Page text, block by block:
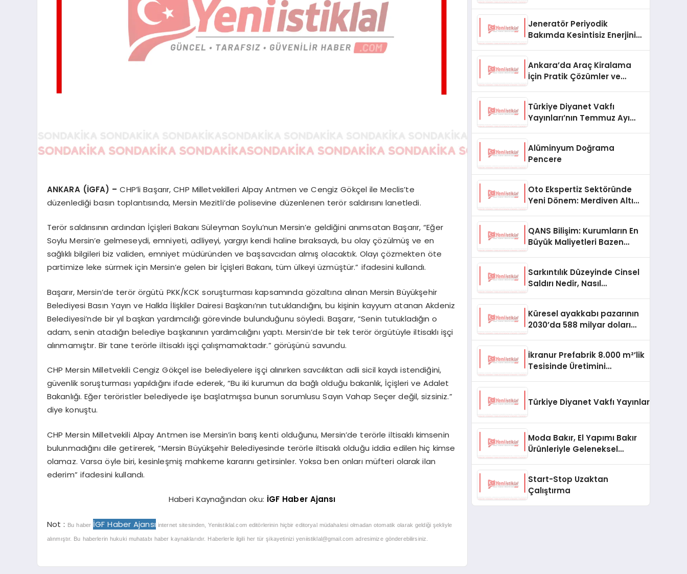
ANKARA (İGFA) –CHP’li Başarır, CHP Milletvekilleri Alpay Antmen ve Cengiz Gökçel ile Meclis’te
düzenlediği basın toplantısında, Mersin Mezitli’de polisevine düzenlenen terör saldırısını lanetledi.
Terör saldırısının ardından İçişleri Bakanı Süleyman Soylu’nun Mersin’e geldiğini anımsatan Başarır, “Eğer
Soylu Mersin’e gelmeseydi, emniyeti, adliyeyi, yargıyı kendi haline bıraksaydı, bu olay çözülmüş ve en
sağlıklı bilgileri biz validen, emniyet müdüründen ve başsavcıdan almış olacaktık. Olayı çözmekten öte
partimize leke sürmek için Mersin’e gelen bir İçişleri Bakanı, tüm ülkeyi üzmüştür.” ifadesini kullandı.
Başarır, Mersin’de terör örgütü PKK/KCK soruşturması kapsamında gözaltına alınan Mersin Büyükşehir
Belediyesi Basın Yayın ve Halkla İlişkiler Dairesi Başkanı’nın tutuklandığını, bu kişinin kayyum atanan Akdeniz
Belediyesi’nde bir yıl başkan yardımcılığı görevinde bulunduğunu söyledi. Başarır, “Senin tutukladığın o
adam, senin atadığın belediye başkanının yardımcılığını yaptı. Mersin’de bir tek terör örgütüyle iltisaklı işçi
alınmamıştır. Bir tane terörle iltisaklı işçi çalışmamaktadır.” görüşünü savundu.
CHP Mersin Milletvekili Cengiz Gökçel ise belediyelere işçi alınırken savcılıktan adli sicil kaydı istendiğini,
güvenlik soruşturması yapıldığını ifade ederek, “Bu iki kurumun da bağlı olduğu bakanlık, İçişleri ve Adalet
Bakanlığı. Eğer teröristler belediyede işe başlatmışsa bunun sorumlusu Sayın Vahap Seçer değil, sizsiniz.”
diye konuştu.
CHP Mersin Milletvekili Alpay Antmen ise Mersin’in barış kenti olduğunu, Mersin’de terörle iltisaklı kimsenin
bulunmadığını dile getirerek, “Mersin Büyükşehir Belediyesinde terörle iltisaklı olduğu iddia edilen hiç kimse
olamaz. Varsa öyle biri, kesinleşmiş mahkeme kararını getirsinler. Yoksa ben onları müfteri olarak ilan
ederim” ifadesini kullandı.
Haberi Kaynağından oku: İGF Haber Ajansı
Not : Bu haber İGF Haber Ajansı internet sitesinden, Yeniistiklal.com editörlerinin hiçbir editoryal müdahalesi olmadan otomatik olarak geldiği şekliyle
alınmıştır. Bu haberlerin hukuki muhatabı haber kaynaklarıdır. Haberlerle ilgili her tür şikayetiniziyeniistiklal@gmail.com adresimize gönderebilirsiniz.
Jeneratör Periyodik
Bakımda Kesintisiz Enerjinin
Ankara’da Araç Kiralama
İçin Pratik Çözümler ve
Türkiye Diyanet Vakfı
Yayınları’nın Temmuz Ayı
Alüminyum Doğrama
Pencere
Oto Ekspertiz Sektöründe
Yeni Dönem: Merdiven Altı
QANS Bilişim: Kurumların En
Büyük Maliyetleri Bazen
Sarkıntılık Düzeyinde Cinsel
Saldırı Nedir, Nasıl
Küresel ayakkabı pazarının
2030’da 588 milyar doları
İkranur Prefabrik 8.000 m²’lik
Tesisinde Üretimini
Türkiye Diyanet Vakfı Yayınları, Yeni
Moda Bakır, El Yapımı Bakır
Ürünleriyle Geleneksel
Start-Stop Uzaktan
Çalıştırma